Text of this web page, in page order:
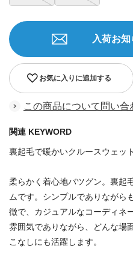
お気に入りに追加する
入荷お
この商品について問い合
関連 KEYWORD
裏起毛で暖かいクルースウェット
柔らかく着心地バツグン。裏起
ムです。シンプルでありながら
徴で、カジュアルなコーディネ
雰囲気でありながら、どんな場
こなしにも活躍します。